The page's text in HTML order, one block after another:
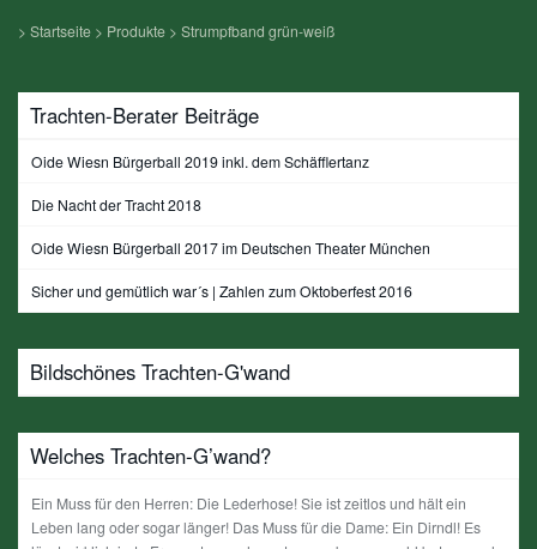
> Startseite > Produkte > Strumpfband grün-weiß
Trachten-Berater Beiträge
Oide Wiesn Bürgerball 2019 inkl. dem Schäfflertanz
Die Nacht der Tracht 2018
Oide Wiesn Bürgerball 2017 im Deutschen Theater München
Sicher und gemütlich war´s | Zahlen zum Oktoberfest 2016
Bildschönes Trachten-G'wand
Welches Trachten-G’wand?
Ein Muss für den Herren: Die Lederhose! Sie ist zeitlos und hält ein
Leben lang oder sogar länger! Das Muss für die Dame: Ein Dirndl! Es